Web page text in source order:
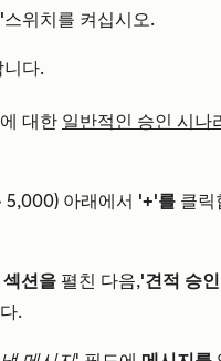
스위치를 켜십시오.
니다.
대한 일반적인 승인 시나
5,000) 아래에서 '+'를 클릭
섹션을 펼친 다음,'견적 승
.